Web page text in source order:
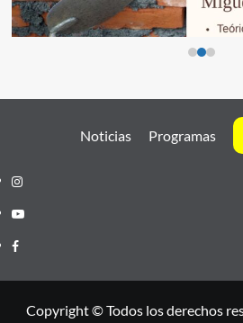
Noticias Programas
Instagram
Youtube
Facebook
Copyright © Todos los derechos